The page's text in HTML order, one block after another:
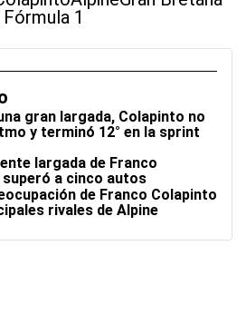
Fórmula 1
gran largada, Colapinto no
y terminó 12° en la sprint
largada de Franco
superó a cinco autos
de Franco Colapinto
rivales de Alpine